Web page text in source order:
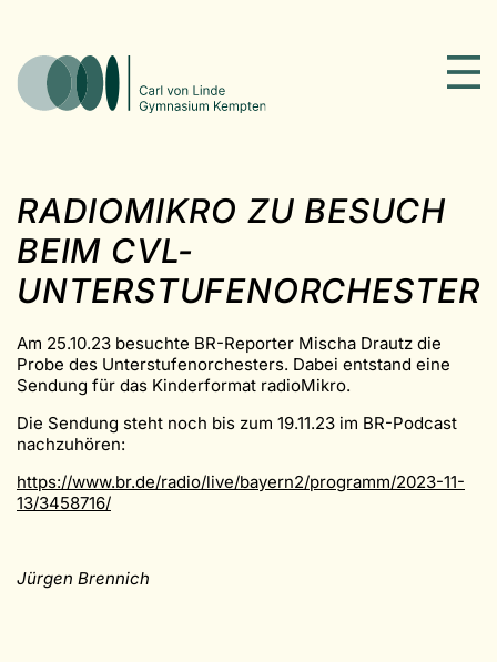
RADIOMIKRO ZU BESUCH
BEIM CVL-
UNTERSTUFENORCHESTER
Am 25.10.23 besuchte BR-Reporter Mischa Drautz die
Probe des Unterstufenorchesters. Dabei entstand eine
Sendung für das Kinderformat radioMikro.
Die Sendung steht noch bis zum 19.11.23 im BR-Podcast
nachzuhören:
https://www.br.de/radio/live/bayern2/programm/2023-11-
13/3458716/
Jürgen Brennich